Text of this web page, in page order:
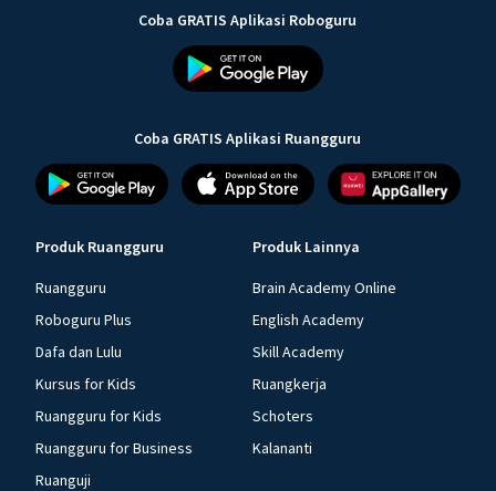
Coba GRATIS Aplikasi Roboguru
Coba GRATIS Aplikasi Ruangguru
Produk Ruangguru
Ruangguru
Roboguru Plus
Dafa dan Lulu
Kursus for Kids
Ruangguru for Kids
Ruangguru for Business
Ruanguji
Produk Lainnya
Brain Academy Online
English Academy
Skill Academy
Ruangkerja
Schoters
Kalananti